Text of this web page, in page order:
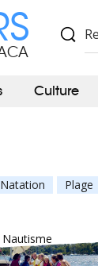
Culture
Natation Plage
Nautisme